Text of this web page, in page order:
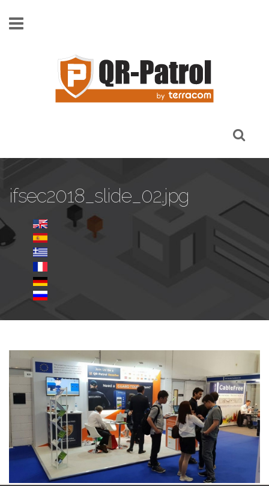
ifsec2018_slide_02.jpg